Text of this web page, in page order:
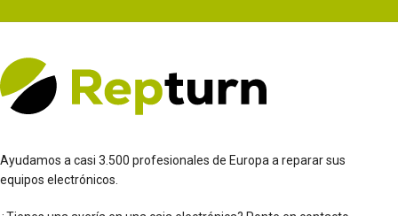
Ayudamos a casi 3.500 profesionales de Europa a reparar sus
equipos electrónicos.